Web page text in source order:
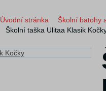
Úvodní stránka Školní batohy
Školní taška Ulitaa Klasik